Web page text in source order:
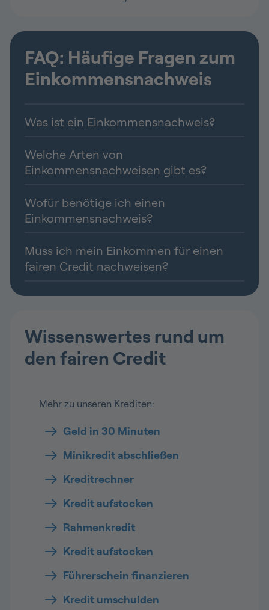
FAQ: Häufige Fragen zum
Einkommensnachweis
Was ist ein Einkommensnachweis?
Welche Arten von
Einkommensnachweisen gibt es?
Wofür benötige ich einen
Einkommensnachweis?
Muss ich mein Einkommen für einen
fairen Credit nachweisen?
Wissenswertes rund um
den fairen Credit
Mehr zu unseren Krediten:
Geld in 30 Minuten
Minikredit abschließen
Kreditrechner
Kredit aufstocken
Rahmenkredit
Kredit aufstocken
Führerschein finanzieren
Kredit umschulden